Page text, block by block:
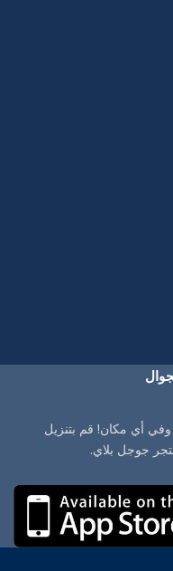
أي مكان! قم بتنزيل
جوجل بلاي.